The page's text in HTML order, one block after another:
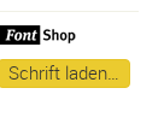
Schrift laden…